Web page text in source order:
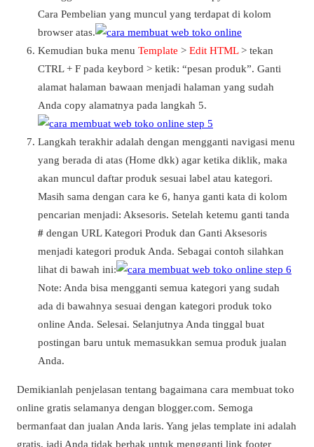
Cara Pembelian yang muncul yang terdapat di kolom
browser atas.
Kemudian buka menu Template > Edit HTML> tekan
CTRL + F pada keybord > ketik: “pesan produk”. Ganti
alamat halaman bawaan menjadi halaman yang sudah
Anda copy alamatnya pada langkah 5.
Langkah terakhir adalah dengan mengganti navigasi menu
yang berada di atas (Home dkk) agar ketika diklik, maka
akan muncul daftar produk sesuai label atau kategori.
Masih sama dengan cara ke 6, hanya ganti kata di kolom
pencarian menjadi: Aksesoris. Setelah ketemu ganti tanda
# dengan URL Kategori Produk dan Ganti Aksesoris
menjadi kategori produk Anda. Sebagai contoh silahkan
lihat di bawah ini:
Note: Anda bisa mengganti semua kategori yang sudah
ada di bawahnya sesuai dengan kategori produk toko
online Anda. Selesai. Selanjutnya Anda tinggal buat
postingan baru untuk memasukkan semua produk jualan
Anda.
Demikianlah penjelasan tentang bagaimana cara membuat toko
online gratis selamanya dengan blogger.com. Semoga
bermanfaat dan jualan Anda laris. Yang jelas template ini adalah
gratis, jadi Anda tidak berhak untuk mengganti link footer